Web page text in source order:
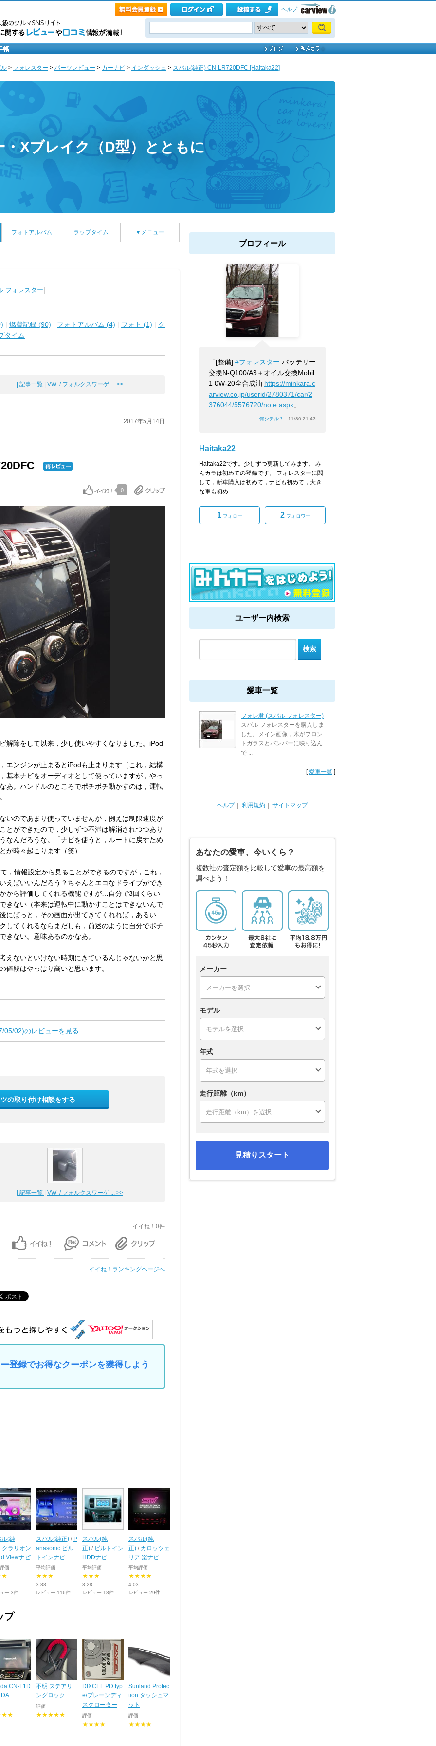
ヘルプ
> フォレスター > パーツレビュー > カーナビ > インダッシュ > スバル(純正) CN-LR720DFC [Haitaka22]
Xブレイク（D型）とともに
フォトアルバム ラップタイム ▼メニュー
フォレスター]
| 燃費記録 (90) | フォトアルバム (4) | フォト (1) | ク
タイム
| 記事一覧 | VW / フォルクスワーゲ ... >>
2017年5月14日
0
除をして以来，少し使いやすくなりました。iPod
エンジンが止まるとiPodも止まります（これ，結構
基本ナビをオーディオとして使っていますが，やっ
あ。ハンドルのところでポチポチ動かすのは，運転
のであまり使っていませんが，例えば制限速度が
とができたので，少しずつ不満は解消されつつあり
なんだろうな。「ナビを使うと，ルートに戻すため
が時々起こります（笑）
情報設定から見ることができるのですが，これ，
えばいいんだろう？ちゃんとエコなドライブができ
から評価してくれる機能ですが…自分で3回くらい
きない（本来は運転中に動かすことはできないんで
にぱっと，その画面が出てきてくれれば，あるい
してくれるならまだしも，前述のように自分でポチ
きない。意味あるのかなあ。
ないといけない時期にきているんじゃないかと思
値段はやっぱり高いと思います。
05/02)のレビューを見る
の取り付け相談をする
| 記事一覧 | VW / フォルクスワーゲ ... >>
イイね！0件
イイね！ランキングページへ
登録でお得なクーポンを獲得しよう
ル(純
クラリオン
Viewナビ
価 :
ー:3件
スバル(純正) / P
anasonic ビル
トインナビ
平均評価 :
★★★
3.88
レビュー:116件
スバル(純
正) / ビルトイン
HDDナビ
平均評価 :
★★★
3.28
レビュー:18件
スバル(純
正) / カロッツェ
リア 楽ナビ
平均評価 :
★★★★
4.03
レビュー:29件
プ
CN-F1D
不明 ステアリ
ングロック
評価:
★★★★★
DIXCEL PD typ
e/プレーンディ
スクローター
評価:
★★★★
Sunland Protec
tion ダッシュマ
ット
評価:
★★★★
プロフィール
「[整備] #フォレスター バッテリー
交換N-Q100/A3＋オイル交換Mobil
1 0W-20全合成油 https://minkara.c
arview.co.jp/userid/2780371/car/2
376044/5576720/note.aspx 」
何シテル？ 11/30 21:43
Haitaka22
Haitaka22です。少しずつ更新してみます。 み
んカラは初めての登録です。 フォレスターに関
して，新車購入は初めて，ナビも初めて，大き
な車も初め...
1フォロー 2フォロワー
ユーザー内検索
愛車一覧
フォレ君 (スバル フォレスター)
スバル フォレスターを購入しま
した。メイン画像，木がフロン
トガラスとバンパーに映り込ん
で ...
[愛車一覧 ]
ヘルプ｜ 利用規約 サイトマップ
あなたの愛車、今いくら？
複数社の査定額を比較して愛車の最高額を
調べよう！
メーカー
モデル
年式
走行距離（km）
見積りスタート